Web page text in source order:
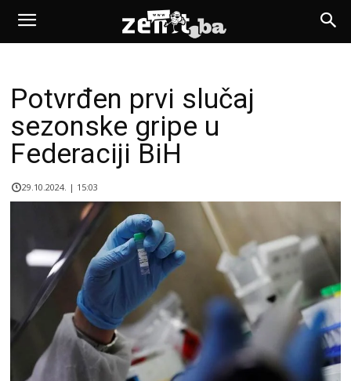
Potvrđen prvi slučaj
sezonske gripe u
Federaciji BiH
29.10.2024. | 15:03